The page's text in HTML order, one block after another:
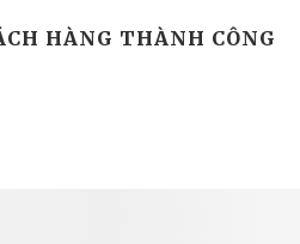
HÀNG THÀNH CÔNG